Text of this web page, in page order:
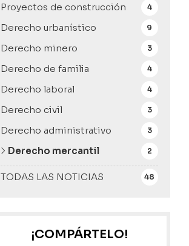
TODAS LAS NOTICIAS 48
Proyectos de construcción 4
Derecho urbanístico 9
Derecho minero 3
Derecho de familia 4
Derecho laboral 4
Derecho civil 3
Derecho administrativo 3
Derecho mercantil 2
¡COMPÁRTELO!